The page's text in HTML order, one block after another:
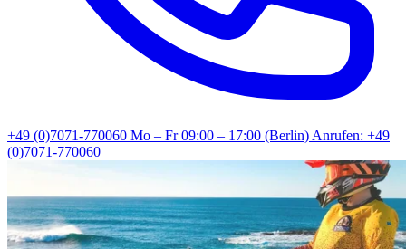
+49 (0)7071-770060 Mo – Fr 09:00 – 17:00 (Berlin)Anrufen: +49
(0)7071-770060